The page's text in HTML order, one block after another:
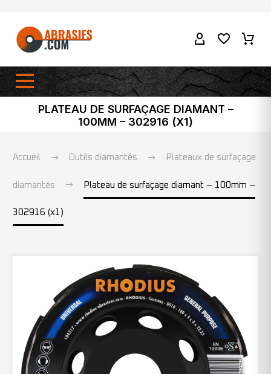
PLATEAU DE SURFAÇAGE DIAMANT –
100MM – 302916 (X1)
Accueil Outils diamantés Plateaux de surfaçage
diamantés Plateau de surfaçage diamant – 100mm –
302916 (x1)